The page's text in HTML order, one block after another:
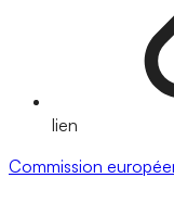
lien
Commission